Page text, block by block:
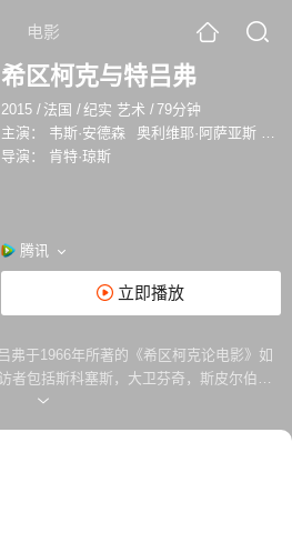
电影
希区柯克与特吕弗
2015 / 法国 /纪实 艺术 /79分钟
主演：
韦斯·安德森 奥利维耶·阿萨亚斯
彼
导演：
肯特·琼斯
腾讯
立即播放
弗于1966年所著的《希区柯克论电影》如
者包括斯科塞斯，大卫芬奇，斯皮尔伯
尔玛，阿萨亚斯，格雷等等。